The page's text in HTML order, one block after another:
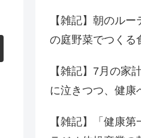
【雑記】朝のル
の庭野菜でつくる
【雑記】7月の家
に泣きつつ、健康
【雑記】「健康第